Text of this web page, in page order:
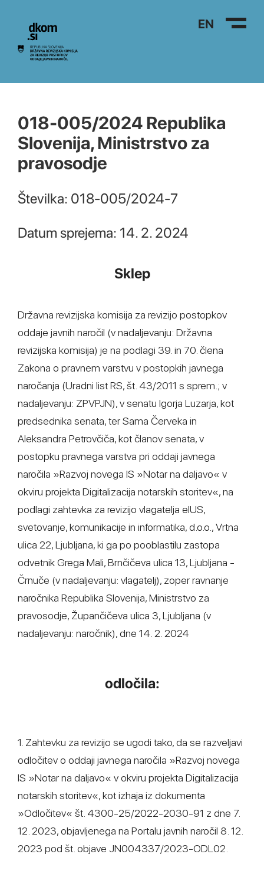
Na vsebino EN
018-005/2024 Republika
Slovenija, Ministrstvo za
pravosodje
Številka: 018-005/2024-7
Datum sprejema: 14. 2. 2024
Sklep
Državna revizijska komisija za revizijo postopkov
oddaje javnih naročil (v nadaljevanju: Državna
revizijska komisija) je na podlagi 39. in 70. člena
Zakona o pravnem varstvu v postopkih javnega
naročanja (Uradni list RS, št. 43/2011 s sprem.; v
nadaljevanju: ZPVPJN), v senatu Igorja Luzarja, kot
predsednika senata, ter Sama Červeka in
Aleksandra Petrovčiča, kot članov senata, v
postopku pravnega varstva pri oddaji javnega
naročila »Razvoj novega IS »Notar na daljavo« v
okviru projekta Digitalizacija notarskih storitev«, na
podlagi zahtevka za revizijo vlagatelja eIUS,
svetovanje, komunikacije in informatika, d.o.o., Vrtna
ulica 22, Ljubljana, ki ga po pooblastilu zastopa
odvetnik Grega Mali, Brnčičeva ulica 13, Ljubljana -
Črnuče (v nadaljevanju: vlagatelj), zoper ravnanje
naročnika Republika Slovenija, Ministrstvo za
pravosodje, Župančičeva ulica 3, Ljubljana (v
nadaljevanju: naročnik), dne 14. 2. 2024
odločila:
1. Zahtevku za revizijo se ugodi tako, da se razveljavi
odločitev o oddaji javnega naročila »Razvoj novega
IS »Notar na daljavo« v okviru projekta Digitalizacija
notarskih storitev«, kot izhaja iz dokumenta
»Odločitev« št. 4300-25/2022-2030-91 z dne 7.
12. 2023, objavljenega na Portalu javnih naročil 8. 12.
2023 pod št. objave JN004337/2023-ODL02.